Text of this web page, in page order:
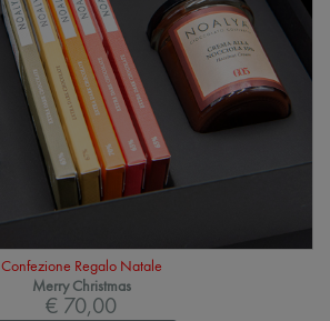
Confezione Regalo Natale
Merry Christmas
€ 70,00